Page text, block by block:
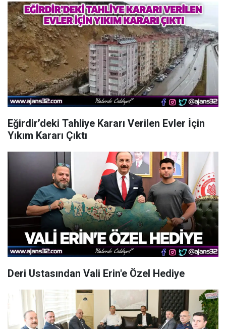
Eğirdir’deki Tahliye Kararı Verilen Evler İçin
Yıkım Kararı Çıktı
Deri Ustasından Vali Erin'e Özel Hediye